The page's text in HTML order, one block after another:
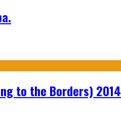
to the Borders) 2014